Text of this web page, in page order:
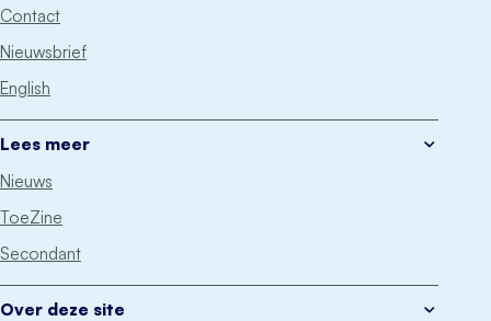
Contact
Nieuwsbrief
English
Lees meer
Nieuws
ToeZine
Secondant
Over deze site